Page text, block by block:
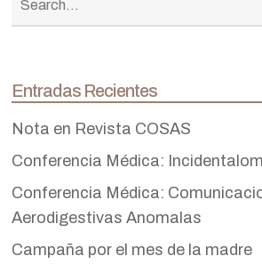
Entradas Recientes
Nota en Revista COSAS
Conferencia Médica:
Conferencia Médica:
Aerodigestivas Anomalas
Campaña por el mes de la madre